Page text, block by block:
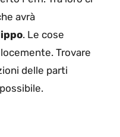
avrà
. Le cose
Trovare
delle parti